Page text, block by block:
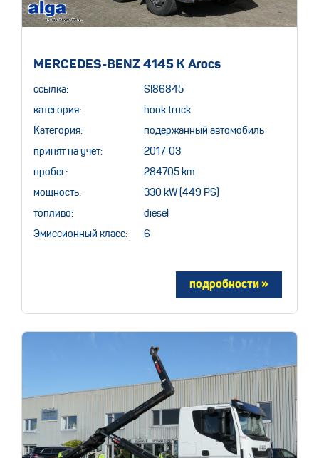
MERCEDES-BENZ 4145 K Arocs
ссылка: SI86845
категория: hook truck
Категория: подержанный автомобиль
принят на учет: 2017-03
пробег: 284705 km
мощность: 330 kW (449 PS)
топливо: diesel
Эмиссионный класс: 6